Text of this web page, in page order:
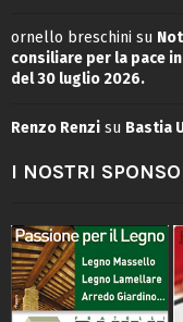
ornello breschini su
consiliare per la pace
del 30 luglio 2026.
Renzo Renzi su Bastia
I NOSTRI